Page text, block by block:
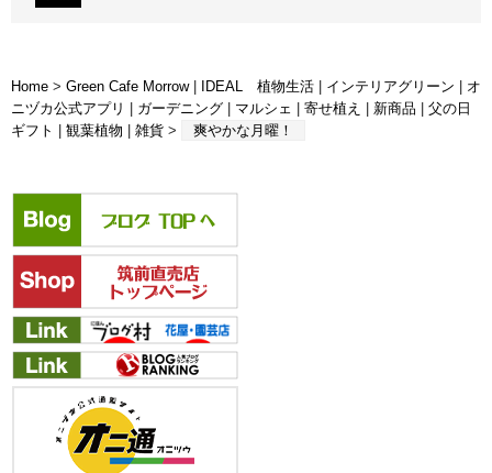
Home > Green Cafe Morrow| IDEAL 植物生活 インテリアグリーン
オ
ニヅカ公式アプリ
ガーデニング マルシェ 寄せ植え 新商品
父の日
ギフト
観葉植物 雑貨 > 爽やかな月曜！